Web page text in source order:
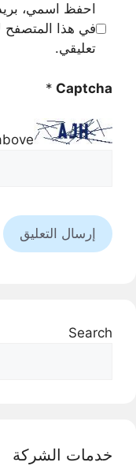
احفظ اسمي،
في هذا المتصفح
تعليقي.
Captcha
*
Search
خدمات الشركة